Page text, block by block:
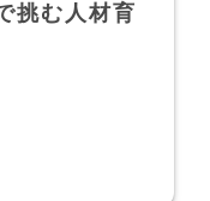
挑む人材育